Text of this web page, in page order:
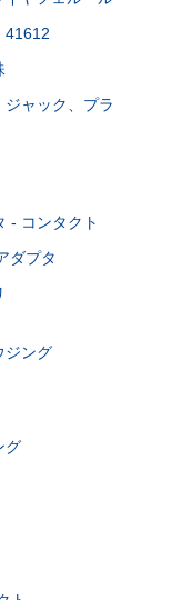
41612
ャック、プラ
- コンタクト
ダプタ
ジング
グ